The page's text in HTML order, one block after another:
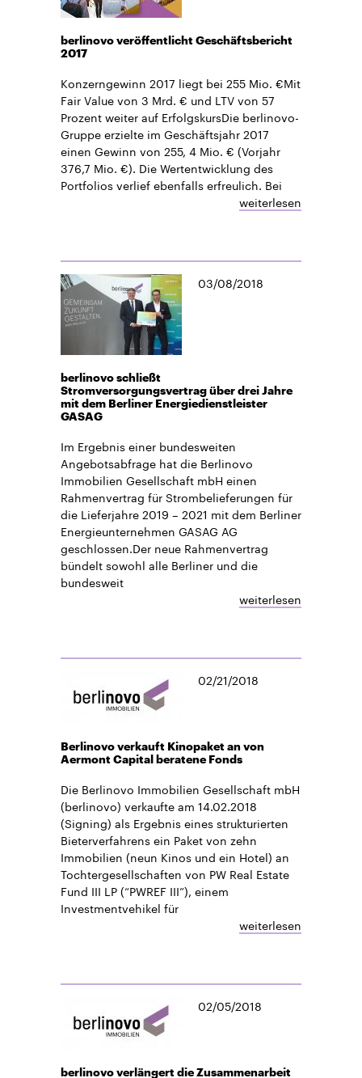
berlinovo veröffentlicht Geschäftsbericht
2017
Konzerngewinn 2017 liegt bei 255 Mio. €Mit
Fair Value von 3 Mrd. € und LTV von 57
Prozent weiter auf ErfolgskursDie berlinovo-
Gruppe erzielte im Geschäftsjahr 2017
einen Gewinn von 255, 4 Mio. € (Vorjahr
376,7 Mio. €). Die Wertentwicklung des
Portfolios verlief ebenfalls erfreulich. Bei
weiterlesen
03/08/2018
berlinovo schließt
Stromversorgungsvertrag über drei Jahre
mit dem Berliner Energiedienstleister
GASAG
Im Ergebnis einer bundesweiten
Angebotsabfrage hat die Berlinovo
Immobilien Gesellschaft mbH einen
Rahmenvertrag für Strombelieferungen für
die Lieferjahre 2019 – 2021 mit dem Berliner
Energieunternehmen GASAG AG
geschlossen.Der neue Rahmenvertrag
bündelt sowohl alle Berliner und die
bundesweit
weiterlesen
02/21/2018
Berlinovo verkauft Kinopaket an von
Aermont Capital beratene Fonds
Die Berlinovo Immobilien Gesellschaft mbH
(berlinovo) verkaufte am 14.02.2018
(Signing) als Ergebnis eines strukturierten
Bieterverfahrens ein Paket von zehn
Immobilien (neun Kinos und ein Hotel) an
Tochtergesellschaften von PW Real Estate
Fund III LP (“PWREF III”), einem
Investmentvehikel für
weiterlesen
02/05/2018
berlinovo verlängert die Zusammenarbeit